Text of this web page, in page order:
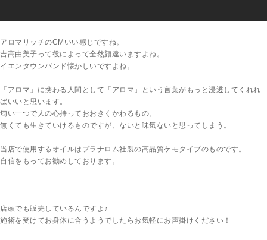
アロマリッチのCMいい感じですね。
吉高由美子って役によって全然顔違いますよね。
イエンタウンバンド懐かしいですよね。
「アロマ」に携わる人間として「アロマ」という言葉がもっと浸透してくれれ
ばいいと思います。
匂い一つで人の心持っておおきくかわるもの。
無くても生きていけるものですが、ないと味気ないと思ってしまう。
当店で使用するオイルはプラナロム社製の高品質ケモタイプのものです。
自信をもってお勧めしております。
店頭でも販売しているんですよ♪
施術を受けてお身体に合うようでしたらお気軽にお声掛けください！